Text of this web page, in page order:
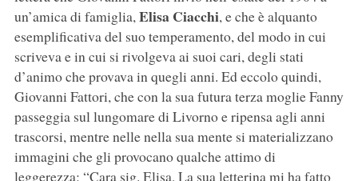
un’amica di famiglia,Elisa Ciacchi, e che è alquanto
esemplificativa del suo temperamento, del modo in cui
scriveva e in cui si rivolgeva ai suoi cari, degli stati
d’animo che provava in quegli anni. Ed eccolo quindi,
Giovanni Fattori, che con la sua futura terza moglie Fanny
passeggia sul lungomare di Livorno e ripensa agli anni
trascorsi, mentre nelle nella sua mente si materializzano
immagini che gli provocano qualche attimo di
leggerezza: “Cara sig. Elisa, La sua letterina mi ha fatto